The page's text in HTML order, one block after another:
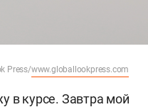
Press/www.globallookpress.com
в курсе. Завтра мой